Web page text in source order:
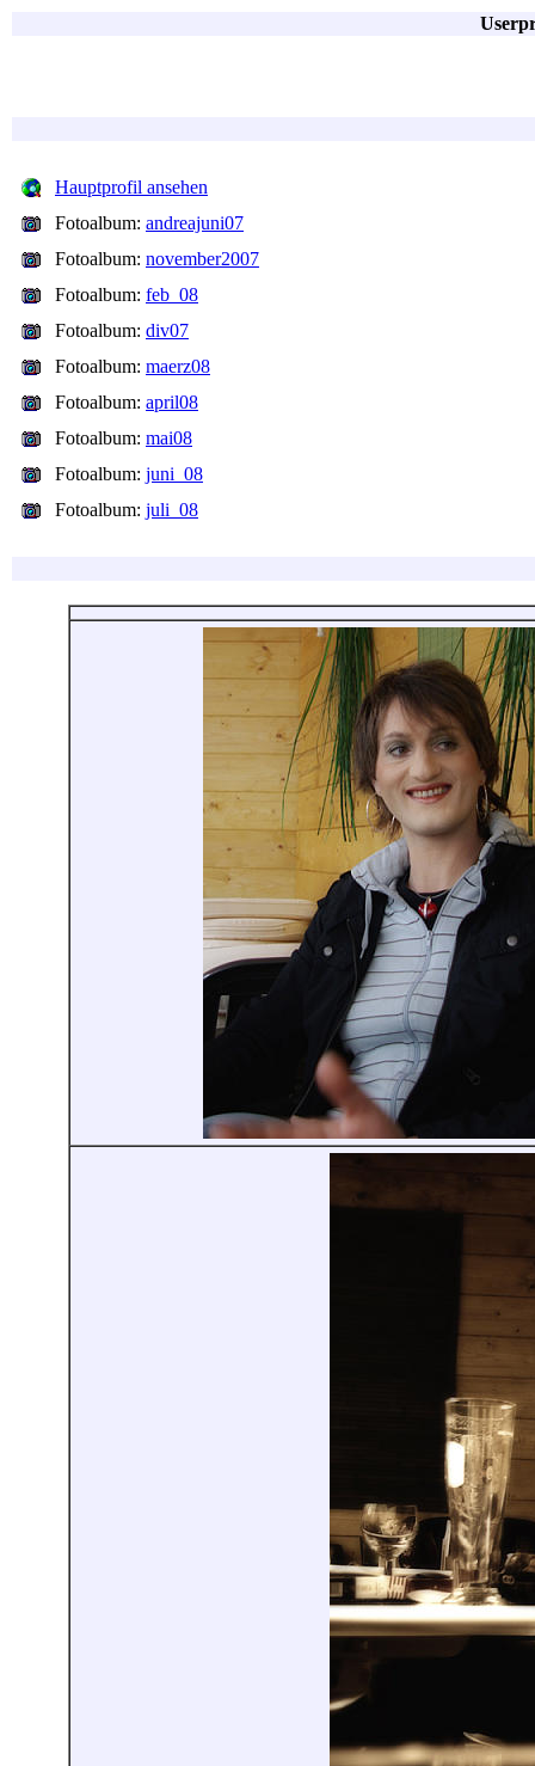
Hauptprofil ansehen
Fotoalbum: andreajuni07
Fotoalbum: november2007
Fotoalbum: feb_08
Fotoalbum: div07
Fotoalbum: maerz08
Fotoalbum: april08
Fotoalbum: mai08
Fotoalbum: juni_08
Fotoalbum: juli_08